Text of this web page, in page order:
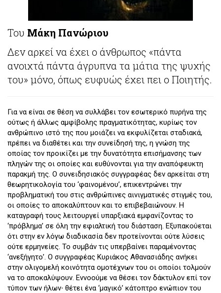
Του Μάκη Πανώριου
Δεν αρκεί να έχει ο άνθρωπος «πάντα
ανοιχτά πάντα άγρυπνα τα μάτια της ψυχής
του» μόνο, όπως ευφυώς έχει πει ο Ποιητής.
Για να είναι σε θέση να συλλάβει τον εσωτερικό πυρήνα της
ούτως ή άλλως αμφίβολης πραγματικότητας, κυρίως τον
ανθρώπινο ιστό της που μοιάζει να εκφυλίζεται σταδιακά,
πρέπει να διαθέτει και την συνείδησή της, η γνώση της
οποίας τον προικίζει με την δυνατότητα επισήμανσης των
πληγών της οι οποίες και ευθύνονται για την αναπόφευκτη
παρακμή της. Ο συνειδησιακός συγγραφέας δεν αρκείται στη
θεωρητικολογία του ‘φαινομένου’, επικεντρώνει την
προβληματική του στις ανθρώπινες αινιγματικές στιγμές του,
οι οποίες το αποκαλύπτουν και το επιβεβαιώνουν. Η
καταγραφή τους λειτουργεί υπαρξιακά εμφανίζοντας το
‘πρόβλημα’ σε όλη την εφιαλτική του διάσταση. Εξυπακούεται
ότι στην εν λόγω διαδικασία δεν προτείνονται ούτε λύσεις
ούτε ερμηνείες. Το συμβάν τις υπερβαίνει παραμένοντας
‘ανεξήγητο’. Ο συγγραφέας Κυριάκος Αθανασιάδης ανήκει
στην ολιγομελή κοινότητα ομοτέχνων του οι οποίοι τολμούν
να το αποκαλύψουν. Εννοούμε να θέσει τον δάκτυλον επί τον
τύπον των ήλων∙ θέτει ένα ‘μαγικό’ κάτοπτρο ενώπιον του